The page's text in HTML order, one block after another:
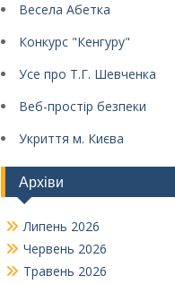
Весела Абетка
Конкурс "Кенгуру"
Усе про Т.Г. Шевченка
Веб-простір безпеки
Укриття м. Києва
Архіви
Липень 2026
Червень 2026
Травень 2026